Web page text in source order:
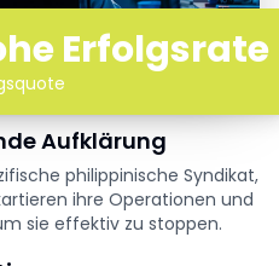
Erfolgsrate
Aufklärung
philippinische Syndikat,
ihre Operationen und
sie effektiv zu stoppen.